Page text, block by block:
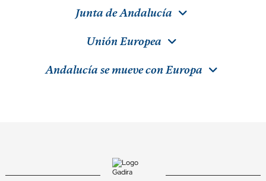
Junta de Andalucía
Unión Europea
Andalucía se mueve con Europa